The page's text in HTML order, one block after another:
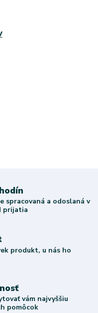
spracovaná a odoslaná v
prijatia
produkt, u nás ho
vám najvyššiu
pomôcok